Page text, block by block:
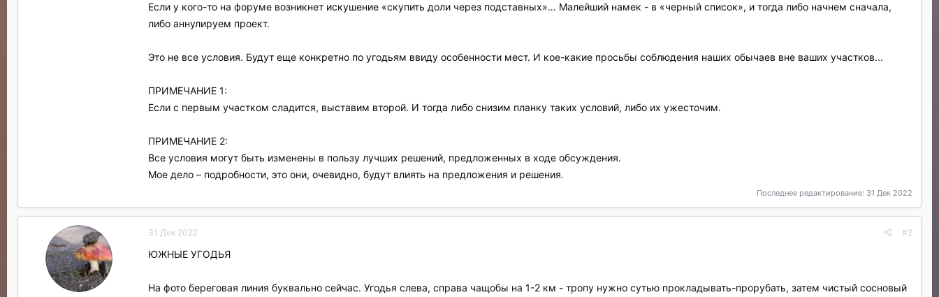
Если у кого-то на форуме возникнет искушение «скупить доли через подставных»… Малейший намек - в «черный список», и тогда либо начнем сначала,
либо аннулируем проект.
Это не все условия. Будут еще конкретно по угодьям ввиду особенности мест. И кое-какие просьбы соблюдения наших обычаев вне ваших участков...
ПРИМЕЧАНИЕ 1:
Если с первым участком сладится, выставим второй. И тогда либо снизим планку таких условий, либо их ужесточим.
ПРИМЕЧАНИЕ 2:
Все условия могут быть изменены в пользу лучших решений, предложенных в ходе обсуждения.
Мое дело – подробности, это они, очевидно, будут влиять на предложения и решения.
Последнее редактирование: 31 Дек 2022
31 Дек 2022 #2
ЮЖНЫЕ УГОДЬЯ
На фото береговая линия буквально сейчас. Угодья слева, справа чащобы на 1-2 км - тропу нужно сутью прокладывать-прорубать, затем чистый сосновый